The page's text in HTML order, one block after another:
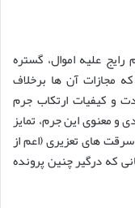
علیه اموال، گستره
مجازات آن ها برخلاف
و کیفیات ارتکاب جرم
و معنوی این جرم، تمایز
های تعزیری (اعم از
که درگیر چنین پرونده